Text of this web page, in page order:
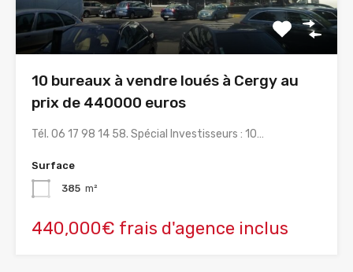
10 bureaux à vendre loués à Cergy au
prix de 440000 euros
Tél. 06 17 98 14 58. Spécial Investisseurs : 10…
Surface
385 m²
440,000€ frais d'agence inclus